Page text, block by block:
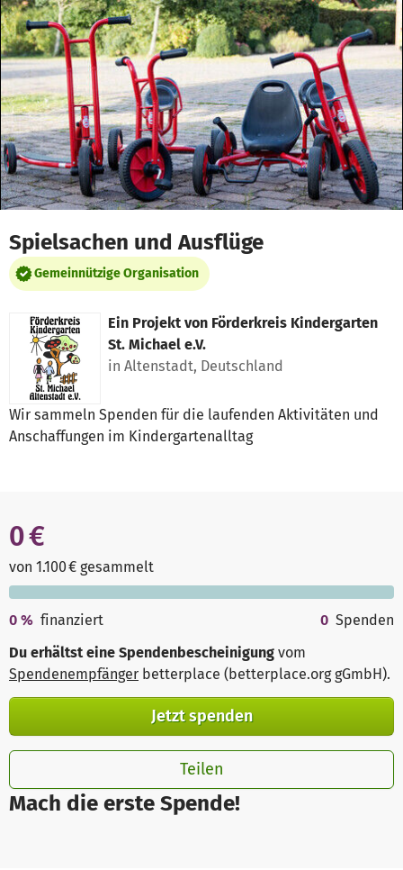
Zum Hauptinhalt springen
Erklärung zur Barrierefreiheit anzeigen
Spielsachen und Ausflüge
Gemeinnützige Organisation
Ein Projekt von Förderkreis Kindergarten
St. Michael e.V.
in Altenstadt, Deutschland
Wir sammeln Spenden für die laufenden Aktivitäten und
Anschaffungen im Kindergartenalltag
Mach die erste Spende!
0 €
von 1.100 € gesammelt
0 % finanziert 0 Spenden
Du erhältst eine Spendenbescheinigung vom
Spendenempfänger betterplace (betterplace.org gGmbH).
Jetzt spenden
Teilen